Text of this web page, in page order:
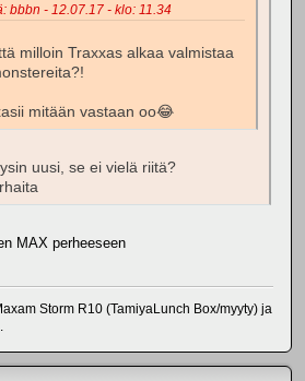
bbbn - 12.07.17 - klo: 11.34
milloin Traxxas alkaa valmistaa
mitään vastaan oo😂
uusi, se ei vielä riitä?
MAX perheeseen
Storm R10 (TamiyaLunch Box/myyty) ja